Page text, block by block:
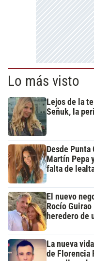
Lo más visto
Lejos de la
Señuk, la
Desde Punta
Martín Pepa
falta de
El nuevo
Rocío
heredero de
La nueva
de Florencia